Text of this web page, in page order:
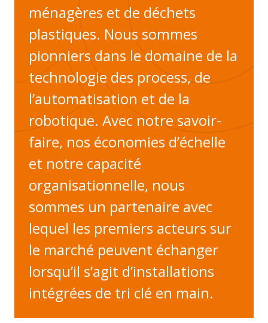
ménagères et de déchets
plastiques. Nous sommes
pionniers dans le domaine de la
technologie des process, de
l’automatisation et de la
robotique. Avec notre savoir-
faire, nos économies d’échelle
et notre capacité
organisationnelle, nous
sommes un partenaire avec
lequel les premiers acteurs sur
le marché peuvent échanger
lorsqu’il s’agit d’installations
intégrées de tri clé en main.